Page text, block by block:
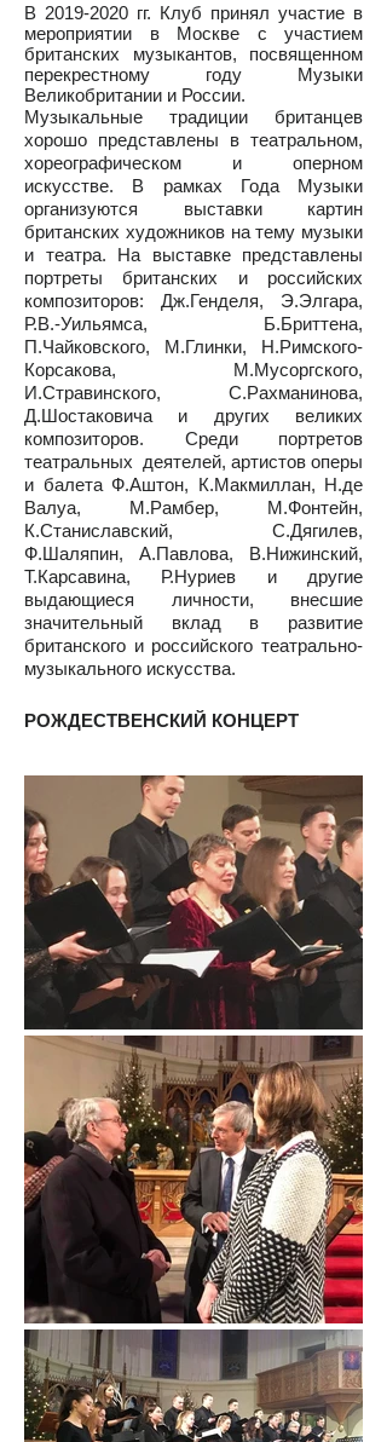
В 2019-2020 гг. Клуб принял участие в
мероприятии в Москве с участием
британских музыкантов, посвященном
перекрестному году Музыки
Великобритании и России.
Музыкальные традиции британцев
хорошо представлены в театральном,
хореографическом и оперном
искусстве. В рамках Года Музыки
организуются выставки картин
британских художников на тему музыки
и театра. На выставке представлены
портреты британских и российских
композиторов: Дж.Генделя, Э.Элгара,
Р.В.-Уильямса, Б.Бриттена,
П.Чайковского, М.Глинки, Н.Римского-
Корсакова, М.Мусоргского,
И.Стравинского, С.Рахманинова,
Д.Шостаковича и других великих
композиторов. Среди портретов
театральных деятелей, артистов оперы
и балета Ф.Аштон, К.Макмиллан, Н.де
Валуа, М.Рамбер, М.Фонтейн,
К.Станиславский, С.Дягилев,
Ф.Шаляпин, А.Павлова, В.Нижинский,
Т.Карсавина, Р.Нуриев и другие
выдающиеся личности, внесшие
значительный вклад в развитие
британского и российского театрально-
музыкального искусства. ​
РОЖДЕСТВЕНСКИЙ КОНЦЕРТ